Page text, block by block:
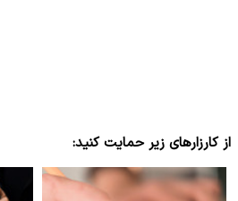
از کارزارهای زیر حمایت کنید: